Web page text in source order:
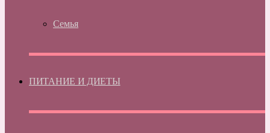
Семья
ПИТАНИЕ И ДИЕТЫ